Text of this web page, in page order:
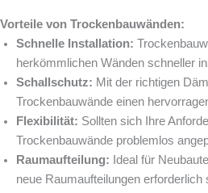
Vorteile von Trockenbauwänden:
Schnelle Installation:
herkömmlichen Wänden schneller
Schallschutz: Mit der richtigen
Trockenbauwände einen
Flexibilität: Sollten sich Ihre
Trockenbauwände problemlos
Raumaufteilung: Ideal für
neue Raumaufteilungen erforderlich